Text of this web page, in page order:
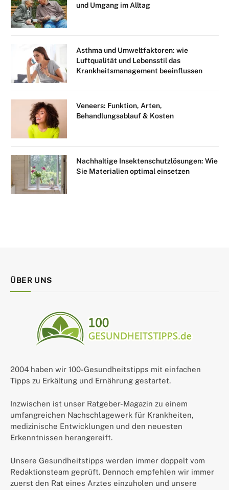
und Umgang im Alltag
Asthma und Umweltfaktoren: wie
Luftqualität und Lebensstil das
Krankheitsmanagement beeinflussen
Veneers: Funktion, Arten,
Behandlungsablauf & Kosten
Nachhaltige Insektenschutzlösungen: Wie
Sie Materialien optimal einsetzen
ÜBER UNS
2004 haben wir 100-Gesundheitstipps mit einfachen
Tipps zu Erkältung und Ernährung gestartet.
Inzwischen ist unser Ratgeber-Magazin zu einem
umfangreichen Nachschlagewerk für Krankheiten,
medizinische Entwicklungen und den neuesten
Erkenntnissen herangereift.
Unsere Gesundheitstipps werden immer doppelt vom
Redaktionsteam geprüft. Dennoch empfehlen wir immer
zuerst den Rat eines Arztes einzuholen und unsere